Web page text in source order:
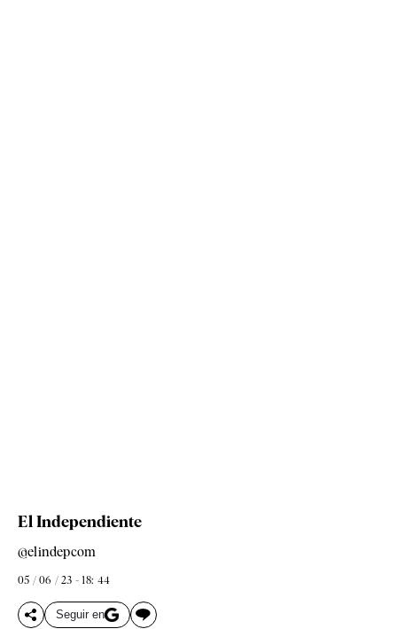
El Independiente
@elindepcom
05 / 06 / 23 - 18: 44
Seguir en